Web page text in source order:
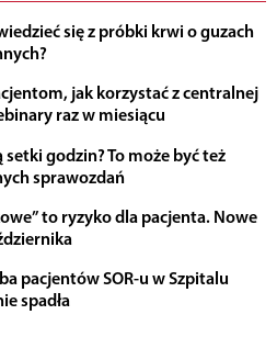
się z próbki krwi o guzach
jak korzystać z centralnej
raz w miesiącu
godzin? To może być też
sprawozdań
to ryzyko dla pacjenta. Nowe
pacjentów SOR-u w Szpitalu
spadła